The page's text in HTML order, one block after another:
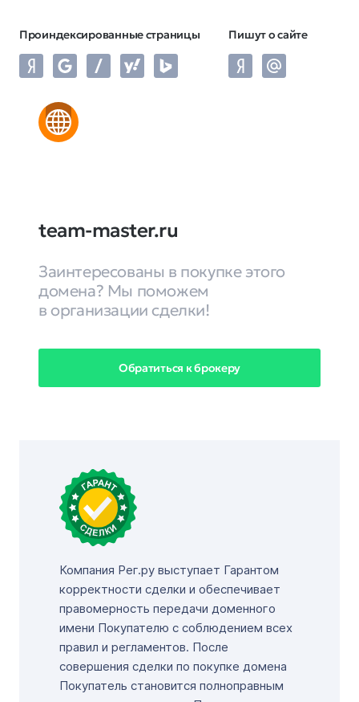
Проиндексированные страницы Пишут о сайте
team-master.ru
Заинтересованы в покупке этого
домена? Мы поможем
в организации сделки!
Обратиться к брокеру
Компания Рег.ру выступает Гарантом
корректности сделки и обеспечивает
правомерность передачи доменного
имени Покупателю с соблюдением всех
правил и регламентов. После
совершения сделки по покупке домена
Покупатель становится полноправным